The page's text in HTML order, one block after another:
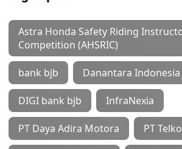
Astra Honda Safety Riding
Competition (AHSRIC)
bank bjb Danantara Indonesia
DIGI bank bjb InfraNexia
PT Daya Adira Motora PT